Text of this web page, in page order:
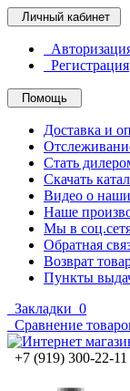
Личный кабинет
Регистрация
Помощь
Доставка и
Стать
Скачать
Видео о
Наше
Мы в
Обратная
Возврат
Пункты
Закладки 0
Сравнение
+7 (919) 300-22-11